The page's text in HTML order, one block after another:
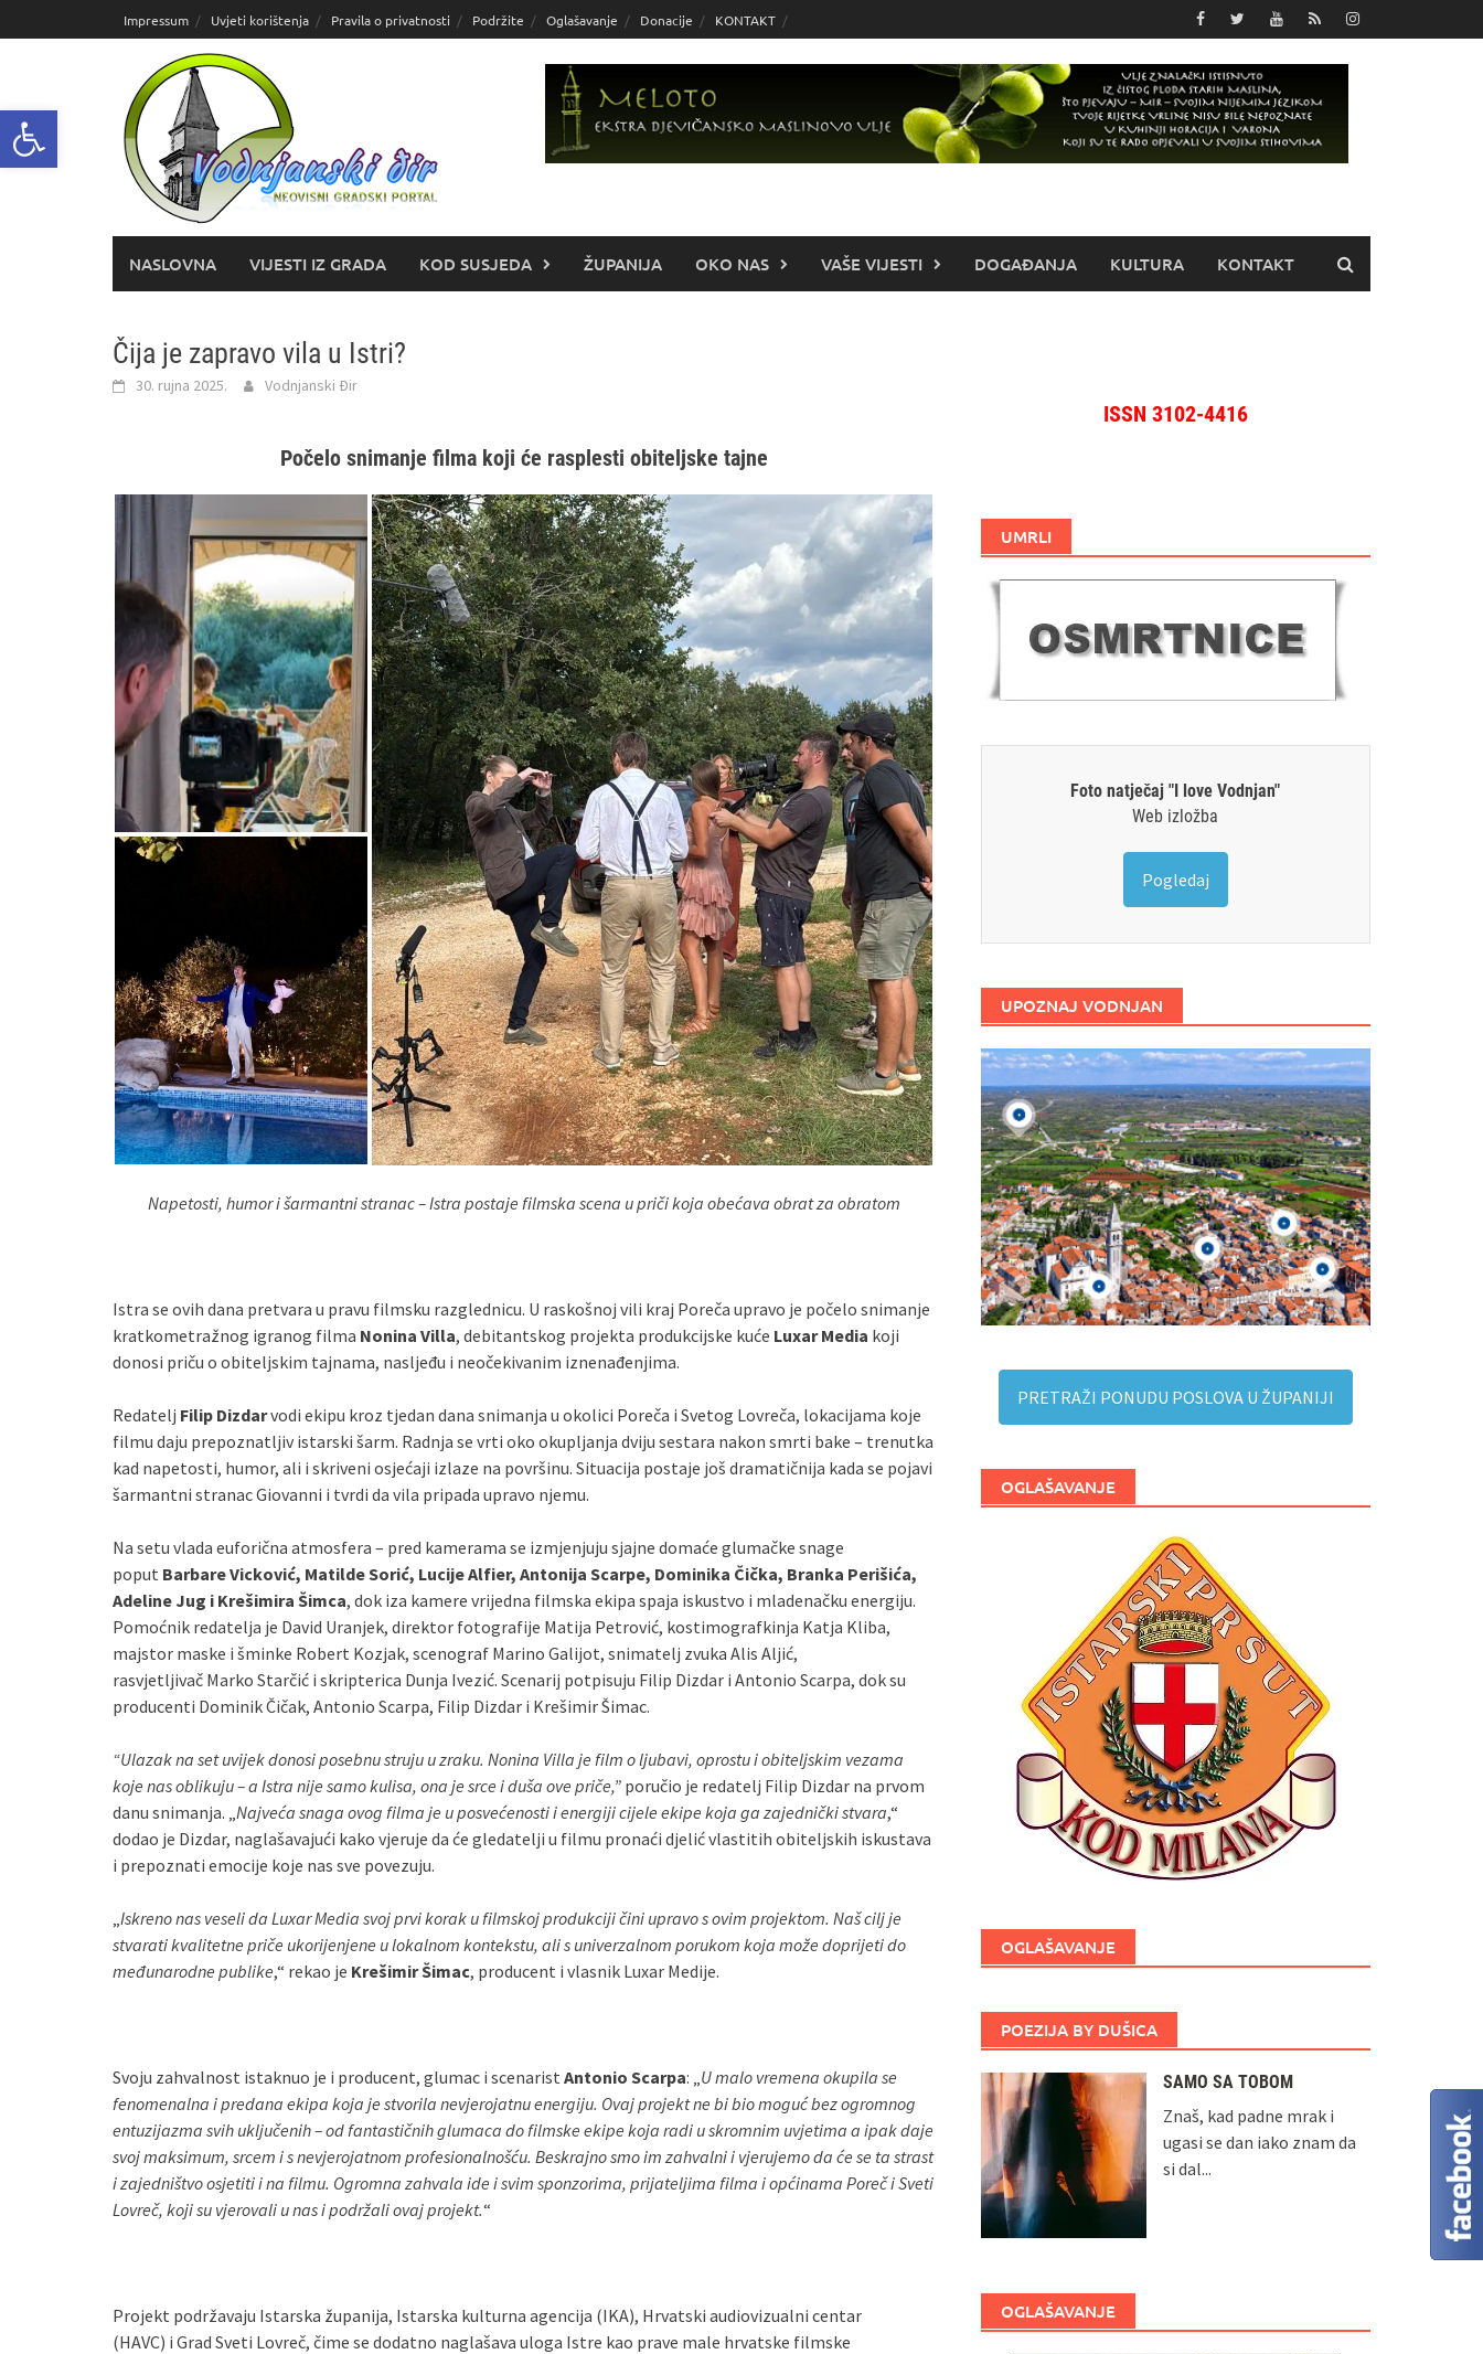
Open toolbar
do
Impressum Uvjeti korištenja Pravila o privatnosti Podržite Oglašavanje Donacije KONTAKT
NASLOVNA VIJESTI IZ GRADA KOD SUSJEDA ŽUPANIJA OKO NAS VAŠE VIJESTI DOGAĐANJA KULTURA KONTAKT
Čija je zapravo vila u Istri?
30. rujna 2025. Vodnjanski Đir
Počelo snimanje filma koji će rasplesti obiteljske tajne
Napetosti, humor i šarmantni stranac – Istra postaje filmska scena u priči koja obećava obrat za obratom
Istra se ovih dana pretvara u pravu filmsku razglednicu. U raskošnoj vili kraj Poreča upravo je počelo snimanje
kratkometražnog igranog filma Nonina Villa, debitantskog projekta produkcijske kuće Luxar Media koji
donosi priču o obiteljskim tajnama, nasljeđu i neočekivanim iznenađenjima.
Redatelj Filip Dizdarvodi ekipu kroz tjedan dana snimanja u okolici Poreča i Svetog Lovreča, lokacijama koje
filmu daju prepoznatljiv istarski šarm. Radnja se vrti oko okupljanja dviju sestara nakon smrti bake – trenutka
kad napetosti, humor, ali i skriveni osjećaji izlaze na površinu. Situacija postaje još dramatičnija kada se pojavi
šarmantni stranac Giovanni i tvrdi da vila pripada upravo njemu.
Na setu vlada euforična atmosfera – pred kamerama se izmjenjuju sjajne domaće glumačke snage
poput Barbare Vicković, Matilde Sorić, Lucije Alfier, Antonija Scarpe, Dominika Čička, Branka Perišića,
Adeline Jug i Krešimira Šimca, dok iza kamere vrijedna filmska ekipa spaja iskustvo i mladenačku energiju.
Pomoćnik redatelja je David Uranjek, direktor fotografije Matija Petrović, kostimografkinja Katja Kliba,
majstor maske i šminke Robert Kozjak, scenograf Marino Galijot, snimatelj zvuka Alis Aljić,
rasvjetljivač Marko Starčić i skripterica Dunja Ivezić. Scenarij potpisuju Filip Dizdar i Antonio Scarpa, dok su
producenti Dominik Čičak, Antonio Scarpa, Filip Dizdar i Krešimir Šimac.
“Ulazak na set uvijek donosi posebnu struju u zraku. Nonina Villa je film o ljubavi, oprostu i obiteljskim vezama
koje nas oblikuju – a Istra nije samo kulisa, ona je srce i duša ove priče,” poručio je redatelj Filip Dizdar na prvom
danu snimanja. „Najveća snaga ovog filma je u posvećenosti i energiji cijele ekipe koja ga zajednički stvara,“
dodao je Dizdar, naglašavajući kako vjeruje da će gledatelji u filmu pronaći djelić vlastitih obiteljskih iskustava
i prepoznati emocije koje nas sve povezuju.
„Iskreno nas veseli da Luxar Media svoj prvi korak u filmskoj produkciji čini upravo s ovim projektom. Naš cilj je
stvarati kvalitetne priče ukorijenjene u lokalnom kontekstu, ali s univerzalnom porukom koja može doprijeti do
međunarodne publike,“ rekao je Krešimir Šimac, producent i vlasnik Luxar Medije.
Svoju zahvalnost istaknuo je i producent, glumac i scenarist Antonio Scarpa: „U malo vremena okupila se
fenomenalna i predana ekipa koja je stvorila nevjerojatnu energiju. Ovaj projekt ne bi bio moguć bez ogromnog
entuzijazma svih uključenih – od fantastičnih glumaca do filmske ekipe koja radi u skromnim uvjetima a ipak daje
svoj maksimum, srcem i s nevjerojatnom profesionalnošću. Beskrajno smo im zahvalni i vjerujemo da će se ta strast
i zajedništvo osjetiti i na filmu. Ogromna zahvala ide i svim sponzorima, prijateljima filma i općinama Poreč i Sveti
Lovreč, koji su vjerovali u nas i podržali ovaj projekt.“
Projekt podržavaju Istarska županija, Istarska kulturna agencija (IKA), Hrvatski audiovizualni centar
(HAVC) i Grad Sveti Lovreč, čime se dodatno naglašava uloga Istre kao prave male hrvatske filmske
ISSN 3102-4416
UMRLI
Foto natječaj "I love Vodnjan"
Web izložba
Pogledaj
UPOZNAJ VODNJAN
PRETRAŽI PONUDU POSLOVA U ŽUPANIJI
OGLAŠAVANJE
OGLAŠAVANJE
POEZIJA BY DUŠICA
SAMO SA TOBOM
Znaš, kad padne mrak i
ugasi se dan iako znam da
si dal...
OGLAŠAVANJE